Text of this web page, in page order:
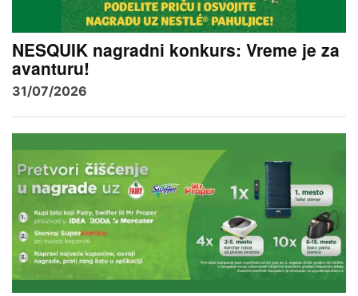
NESQUIK nagradni konkurs: Vreme je za
avanturu!
31/07/2026